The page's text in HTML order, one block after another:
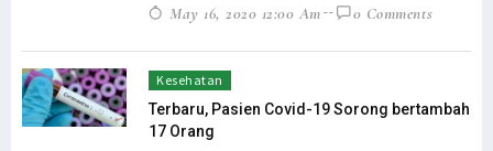
May 16, 2020 12:00 Am 0 Comments
Kesehatan
Terbaru, Pasien Covid-19 Sorong bertambah
17 Orang